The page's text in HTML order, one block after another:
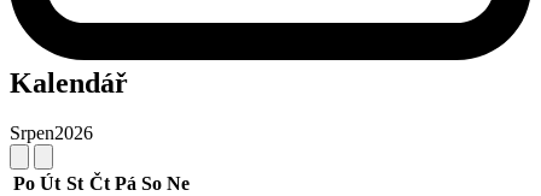
Kalendář
Srpen2026
Po Út St Čt Pá So Ne